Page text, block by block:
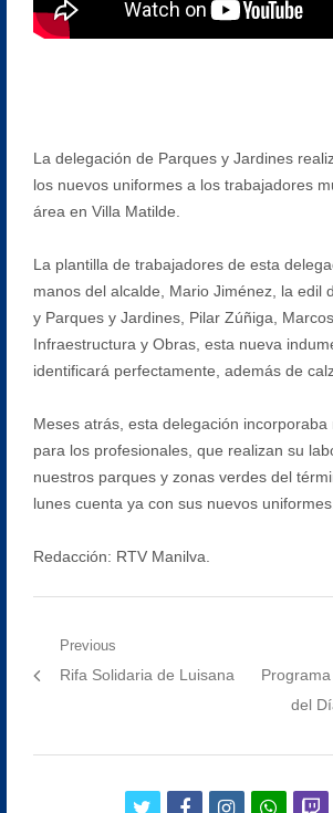
La delegación de Parques y Jardines
los nuevos uniformes a los trabajadores
área en Villa Matilde.
La plantilla de trabajadores de esta
manos del alcalde, Mario Jiménez, la edil
y Parques y Jardines, Pilar Zúñiga,
Infraestructura y Obras, esta nueva
identificará perfectamente, además de
Meses atrás, esta delegación incorporaba
para los profesionales, que realizan su
nuestros parques y zonas verdes del
lunes cuenta ya con sus nuevos uniformes.
Redacción: RTV Manilva.
Navegación
de
Previous
Previous
Rifa Solidaria de Luisana
Next
post:del
twitterfacebookinstagram